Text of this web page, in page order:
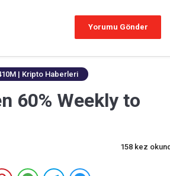
| Kripto Haberleri
60% Weekly to
158 kez